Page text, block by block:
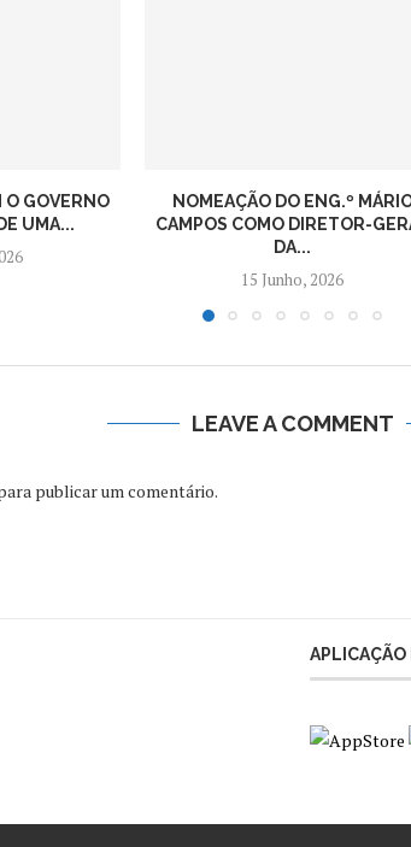
O GOVERNO
UMA...
NOMEAÇÃO DO ENG.º
CAMPOS COMO DIRETOR-
DA...
15 Junho, 2026
LEAVE A COMMENT
publicar um comentário.
APLICAÇÃO